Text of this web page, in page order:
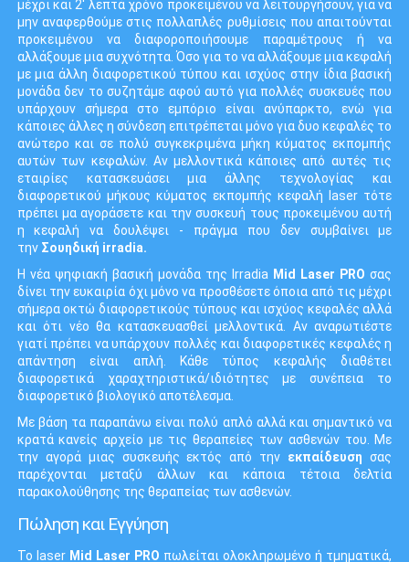
μέχρι και 2' λεπτά χρόνο προκειμένου να λειτουργήσουν, για να
μην αναφερθούμε στις πολλαπλές ρυθμίσεις που απαιτούνται
προκειμένου να διαφοροποιήσουμε παραμέτρους ή να
αλλάξουμε μια συχνότητα. Όσο για το να αλλάξουμε μια κεφαλή
με μια άλλη διαφορετικού τύπου και ισχύος στην ίδια βασική
μονάδα δεν το συζητάμε αφού αυτό για πολλές συσκευές που
υπάρχουν σήμερα στο εμπόριο είναι ανύπαρκτο, ενώ για
κάποιες άλλες η σύνδεση επιτρέπεται μόνο για δυο κεφαλές το
ανώτερο και σε πολύ συγκεκριμένα μήκη κύματος εκπομπής
αυτών των κεφαλών. Αν μελλοντικά κάποιες από αυτές τις
εταιρίες κατασκευάσει μια άλλης τεχνολογίας και
διαφορετικού μήκους κύματος εκπομπής κεφαλή laser τότε
πρέπει μα αγοράσετε και την συσκευή τους προκειμένου αυτή
η κεφαλή να δουλέψει - πράγμα που δεν συμβαίνει με
την Σουηδική irradia.
Η νέα ψηφιακή βασική μονάδα της Irradia Mid Laser PROσας
δίνει την ευκαιρία όχι μόνο να προσθέσετε όποια από τις μέχρι
σήμερα οκτώ διαφορετικούς τύπους και ισχύος κεφαλές αλλά
και ότι νέο θα κατασκευασθεί μελλοντικά. Αν αναρωτιέστε
γιατί πρέπει να υπάρχουν πολλές και διαφορετικές κεφαλές η
απάντηση είναι απλή. Κάθε τύπος κεφαλής διαθέτει
διαφορετικά χαραχτηριστικά/ιδιότητες με συνέπεια το
διαφορετικό βιολογικό αποτέλεσμα.
Με βάση τα παραπάνω είναι πολύ απλό αλλά και σημαντικό να
κρατά κανείς αρχείο με τις θεραπείες των ασθενών του. Με
την αγορά μιας συσκευής εκτός από την εκπαίδευση σας
παρέχονται μεταξύ άλλων και κάποια τέτοια δελτία
παρακολούθησης της θεραπείας των ασθενών.
Πώληση και Εγγύηση
Το laser Mid Laser PRO πωλείται ολοκληρωμένο ή τμηματικά,